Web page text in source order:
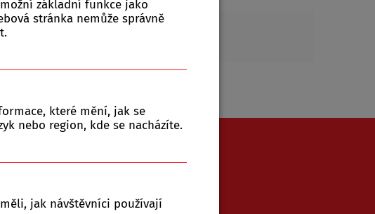
základní funkce jako
stránka nemůže správně
které mění, jak se
nebo region, kde se nacházíte.
jak návštěvníci používají
771 543 079